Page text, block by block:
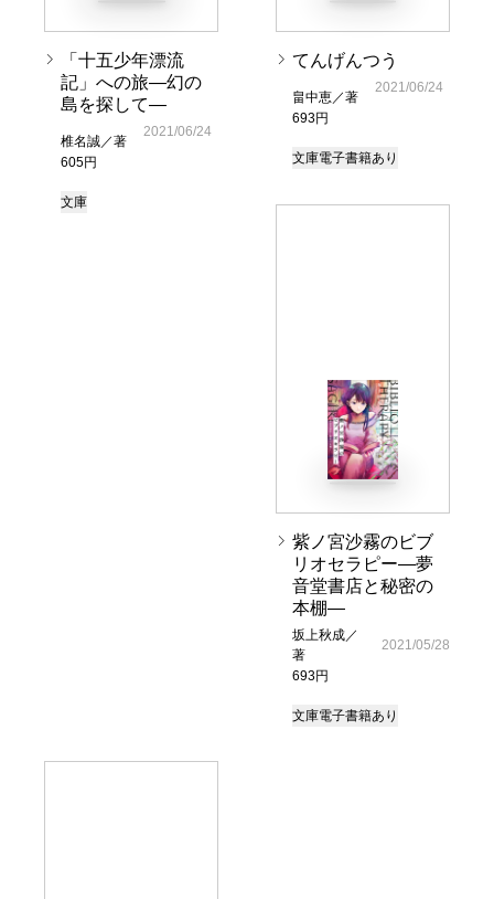
「十五少年漂流
記」への旅―幻の
島を探して―
椎名誠／著
605円
2021/06/24
文庫
てんげんつう
畠中恵／著
693円
2021/06/24
文庫電子書籍あり
紫ノ宮沙霧のビブ
リオセラピー―夢
音堂書店と秘密の
本棚―
坂上秋成／
著
693円
2021/05/28
文庫電子書籍あり